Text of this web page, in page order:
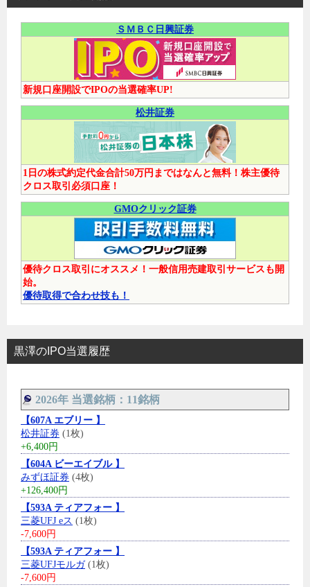
ＳＭＢＣ日興証券
新規口座開設でIPOの当選確率UP!
松井証券
1日の株式約定代金合計50万円まではなんと無料！株主優待
クロス取引必須口座！
GMOクリック証券
優待クロス取引にオススメ！一般信用売建取引サービスも開
始。
優待取得で合わせ技も！
黒澤のIPO当選履歴
2026年 当選銘柄：11銘柄
【607A エブリー 】
松井証券 (1枚)
+6,400円
【604A ビーエイブル 】
みずほ証券 (4枚)
+126,400円
【593A ティアフォー 】
三菱UFJ eス (1枚)
-7,600円
【593A ティアフォー 】
三菱UFJモルガ(1枚)
-7,600円